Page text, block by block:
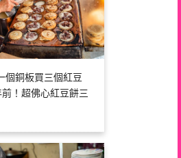
個銅板買三個紅豆
！超佛心紅豆餅三